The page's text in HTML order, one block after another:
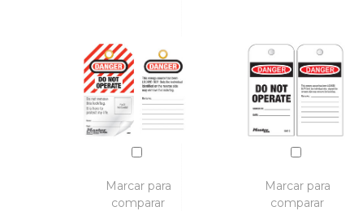
Marcar para
comparar
Marcar para
comparar